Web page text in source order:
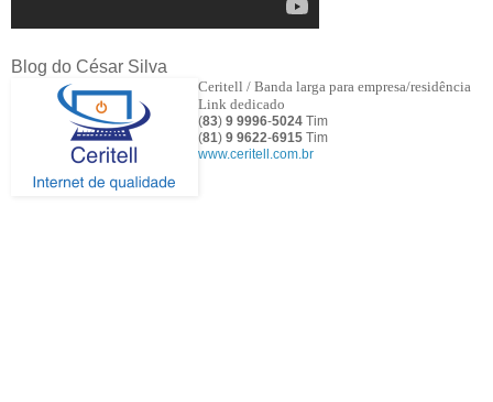
Blog do César Silva
Ceritell / Banda larga para empresa/residência
Link dedicado
(83) 9 9996-5024 Tim
(81) 9 9622-6915 Tim
www.ceritell.com.br